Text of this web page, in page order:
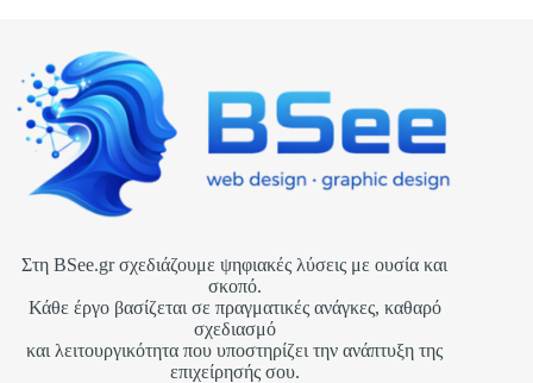
Στη BSee.gr σχεδιάζουμε ψηφιακές λύσεις με ουσία και
σκοπό.
Κάθε έργο βασίζεται σε πραγματικές ανάγκες, καθαρό
σχεδιασμό
και λειτουργικότητα που υποστηρίζει την ανάπτυξη της
επιχείρησής σου.